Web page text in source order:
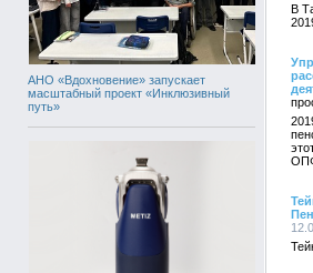
АНО «Вдохновение» запускает
масштабный проект «Инклюзивный
путь»
В